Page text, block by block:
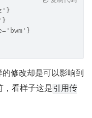
修改却是可以影响到
，看样子这是 引用传